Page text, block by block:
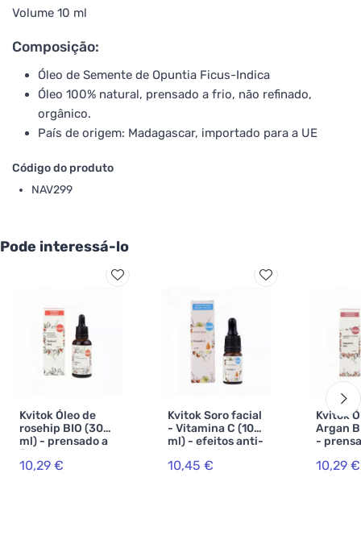
Volume 10 ml
Composição:
Óleo de Semente de Opuntia Ficus-Indica
Óleo 100% natural, prensado a frio, não refinado,
orgânico.
País de origem: Madagascar, importado para a UE
Código do produto
NAV299
Pode interessá-lo
Kvitok Óleo de
rosehip BIO (30
ml) - prensado a
frio
10,29 €
Kvitok Soro facial
- Vitamina C (10
ml) - efeitos anti-
envelhecimento
10,45 €
Kvitok
Argan
-
10,29 €